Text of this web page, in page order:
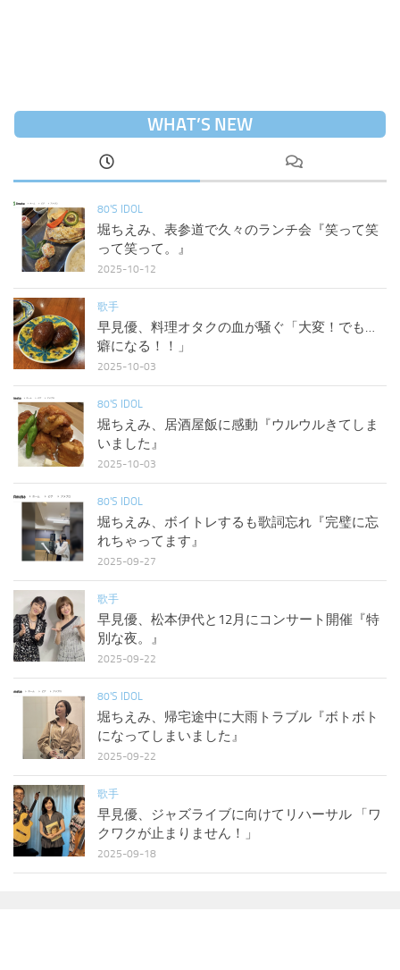
WHAT’S NEW
80'S IDOL
堀ちえみ、表参道で久々のランチ会『笑って笑
って笑って。』
2025-10-12
歌手
早見優、料理オタクの血が騒ぐ「大変！でも…
癖になる！！」
2025-10-03
80'S IDOL
堀ちえみ、居酒屋飯に感動『ウルウルきてしま
いました』
2025-10-03
80'S IDOL
堀ちえみ、ボイトレするも歌詞忘れ『完璧に忘
れちゃってます』
2025-09-27
歌手
早見優、松本伊代と12月にコンサート開催『特
別な夜。』
2025-09-22
80'S IDOL
堀ちえみ、帰宅途中に大雨トラブル『ボトボト
になってしまいました』
2025-09-22
歌手
早見優、ジャズライブに向けてリハーサル 「ワ
クワクが止まりません！」
2025-09-18